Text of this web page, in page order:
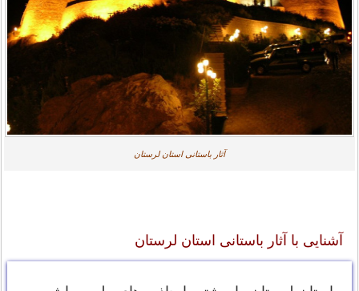
آثار باستانی استان لرستان
آشنایی با آثار باستانی استان لرستان